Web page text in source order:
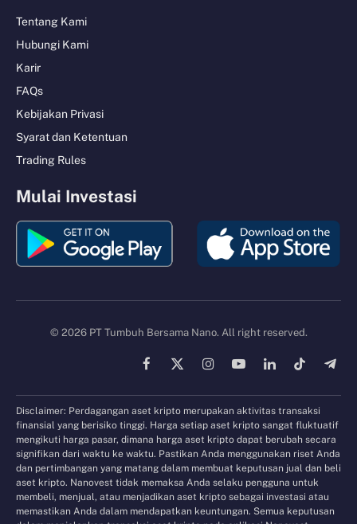
Tentang Kami
Hubungi Kami
Karir
FAQs
Kebijakan Privasi
Syarat dan Ketentuan
Trading Rules
Mulai Investasi
© 2026 PT Tumbuh Bersama Nano. All right reserved.
Facebook
X
InstagramYouTubeLinkedInTikTok
Disclaimer: Perdagangan aset kripto merupakan aktivitas transaksi
finansial yang berisiko tinggi. Harga setiap aset kripto sangat fluktuatif
mengikuti harga pasar, dimana harga aset kripto dapat berubah secara
signifikan dari waktu ke waktu. Pastikan Anda menggunakan riset Anda
dan pertimbangan yang matang dalam membuat keputusan jual dan beli
aset kripto. Nanovest tidak memaksa Anda selaku pengguna untuk
membeli, menjual, atau menjadikan aset kripto sebagai investasi atau
memastikan Anda dalam mendapatkan keuntungan. Semua keputusan